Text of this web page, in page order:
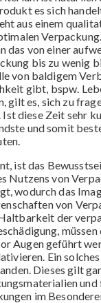
es sich
aus einem
das von einer
bis zu wenig
von baldigem
gibt, bspw.
gilt es, sich zu
diese Zeit sehr
und somit
ist das
Nutzens von
wodurch das
von
der
müssen
Augen geführt
Ein
Dieses gilt
und
im